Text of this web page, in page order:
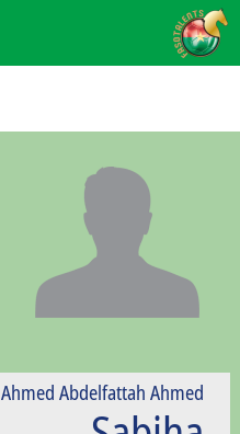
Ahmed Abdelfattah Ahmed